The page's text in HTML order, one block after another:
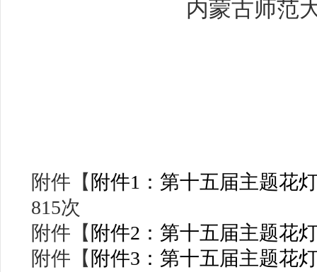
内蒙古师范
附件【 附件1：第十五届主题花
815次
附件【 附件2：第十五届主题花
附件【 附件3：第十五届主题花